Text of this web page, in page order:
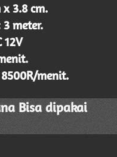
3.8 cm.
meter.
12V
menit.
Bisa dipakai